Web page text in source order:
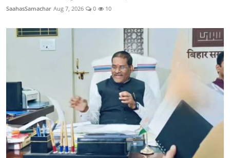
SaahasSamachar Aug 7, 2026 0 10